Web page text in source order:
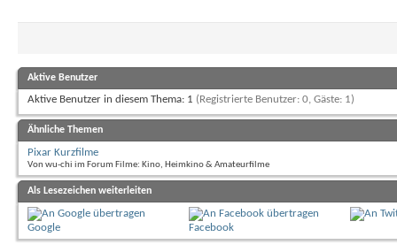
Aktive Benutzer
Aktive Benutzer in diesem Thema: 1 (Registrierte Benutzer: 0, Gäste: 1)
Ähnliche Themen
Pixar Kurzfilme
Von wu-chi im Forum Filme: Kino, Heimkino & Amateurfilme
Als Lesezeichen weiterleiten
Google Facebook